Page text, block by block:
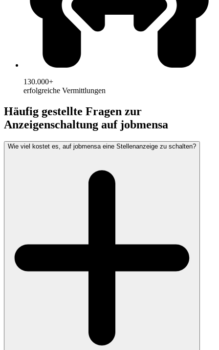
130.000+
erfolgreiche Vermittlungen
Häufig gestellte Fragen zur
Anzeigenschaltung auf jobmensa
Wie viel kostet es, auf jobmensa eine Stellenanzeige zu schalten?